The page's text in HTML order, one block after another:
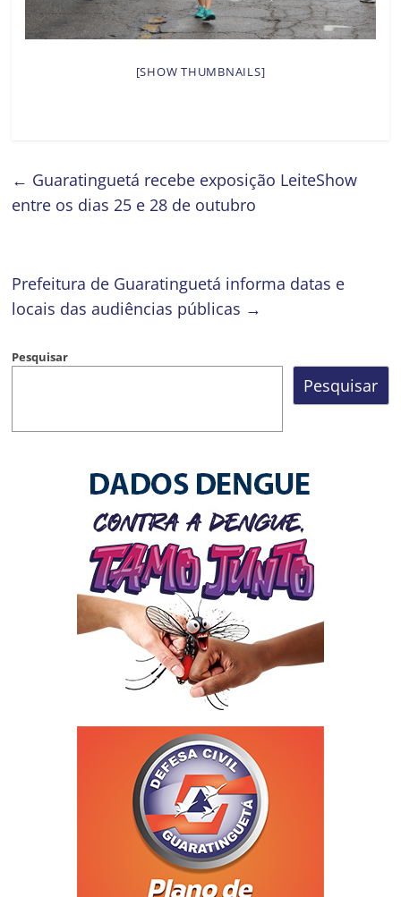
[SHOW THUMBNAILS]
← Guaratinguetá recebe exposição LeiteShow
entre os dias 25 e 28 de outubro
​Prefeitura de Guaratinguetá informa datas e
locais das audiências públicas →
Pesquisar
Pesquisar